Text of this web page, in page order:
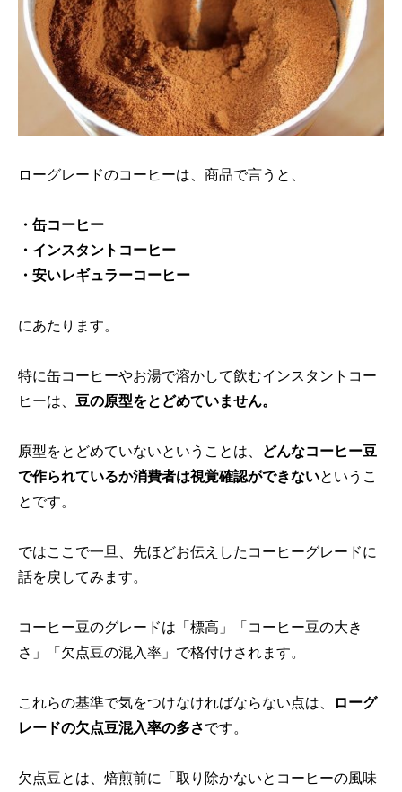
ローグレードのコーヒーは、商品で言うと、
・缶コーヒー
・インスタントコーヒー
・安いレギュラーコーヒー
にあたります。
特に缶コーヒーやお湯で溶かして飲むインスタントコー
ヒーは、 豆の原型をとどめていません。
原型をとどめていないということは、 どんなコーヒー豆
で作られているか消費者は視覚確認ができないというこ
とです。
ではここで一旦、先ほどお伝えしたコーヒーグレードに
話を戻してみます。
コーヒー豆のグレードは「標高」「コーヒー豆の大き
さ」「欠点豆の混入率」で格付けされます。
これらの基準で気をつけなければならない点は、
ローグ
レードの欠点豆混入率の多さです。
欠点豆とは、焙煎前に「取り除かないとコーヒーの風味